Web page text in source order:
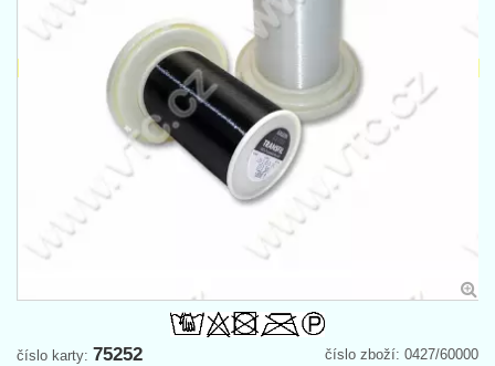
číslo zboží: 0427/60000
číslo karty: 75252